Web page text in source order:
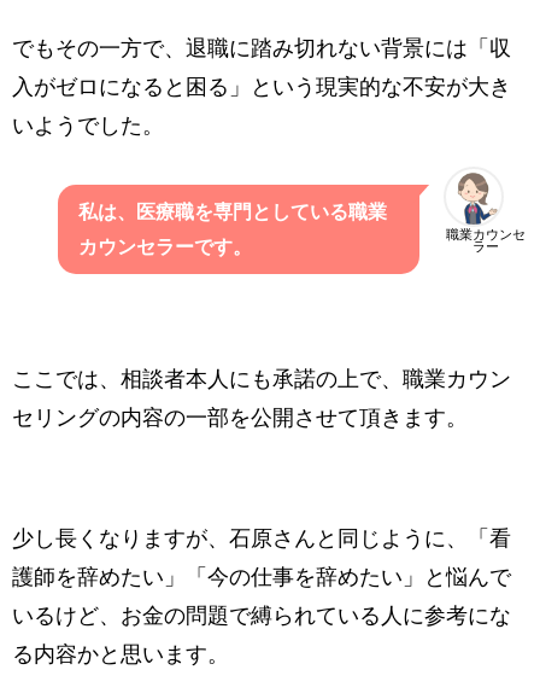
でもその一方で、退職に踏み切れない背景には「収
入がゼロになると困る」という現実的な不安が大き
いようでした。
職業カウンセ
ラー
私は、医療職を専門としている職業
カウンセラーです。
ここでは、相談者本人にも承諾の上で、職業カウン
セリングの内容の一部を公開させて頂きます。
少し長くなりますが、石原さんと同じように、「看
護師を辞めたい」「今の仕事を辞めたい」と悩んで
いるけど、お金の問題で縛られている人に参考にな
る内容かと思います。